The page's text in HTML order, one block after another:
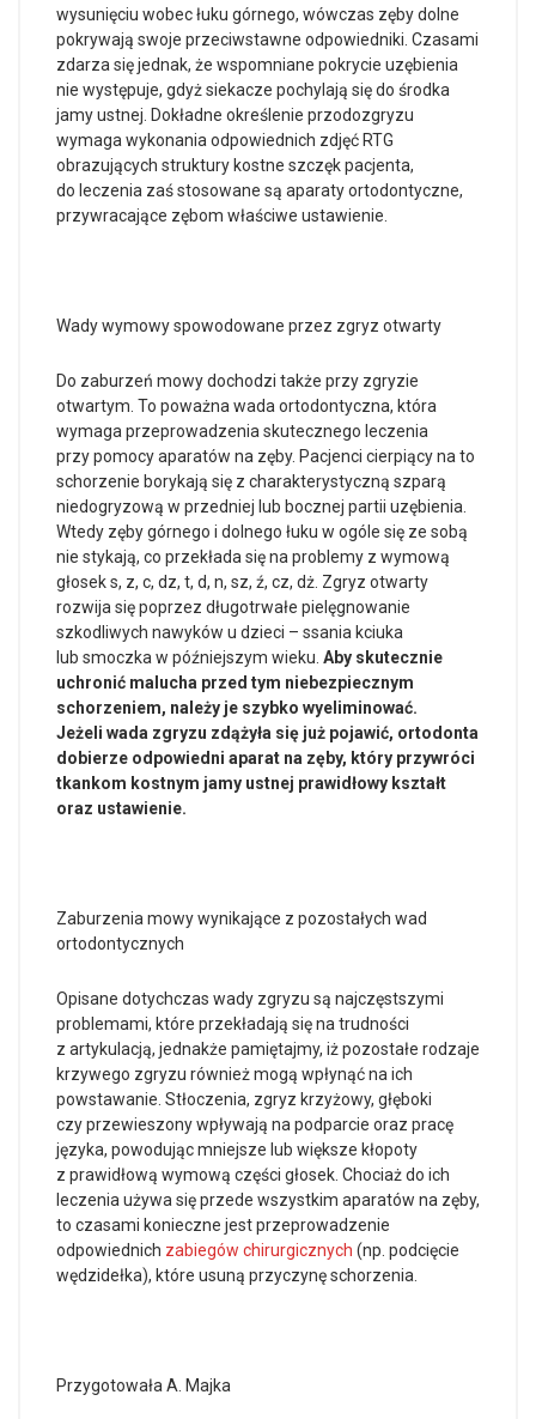
wysunięciu wobec łuku górnego, wówczas zęby dolne
pokrywają swoje przeciwstawne odpowiedniki. Czasami
zdarza się jednak, że wspomniane pokrycie uzębienia
nie występuje, gdyż siekacze pochylają się do środka
jamy ustnej. Dokładne określenie przodozgryzu
wymaga wykonania odpowiednich zdjęć RTG
obrazujących struktury kostne szczęk pacjenta,
do leczenia zaś stosowane są aparaty ortodontyczne,
przywracające zębom właściwe ustawienie.
Wady wymowy spowodowane przez zgryz otwarty
Do zaburzeń mowy dochodzi także przy zgryzie
otwartym. To poważna wada ortodontyczna, która
wymaga przeprowadzenia skutecznego leczenia
przy pomocy aparatów na zęby. Pacjenci cierpiący na to
schorzenie borykają się z charakterystyczną szparą
niedogryzową w przedniej lub bocznej partii uzębienia.
Wtedy zęby górnego i dolnego łuku w ogóle się ze sobą
nie stykają, co przekłada się na problemy z wymową
głosek s, z, c, dz, t, d, n, sz, ź, cz, dż. Zgryz otwarty
rozwija się poprzez długotrwałe pielęgnowanie
szkodliwych nawyków u dzieci – ssania kciuka
lub smoczka w późniejszym wieku. Aby skutecznie
uchronić malucha przed tym niebezpiecznym
schorzeniem, należy je szybko wyeliminować.
Jeżeli wada zgryzu zdążyła się już pojawić, ortodonta
dobierze odpowiedni aparat na zęby, który przywróci
tkankom kostnym jamy ustnej prawidłowy kształt
oraz ustawienie.
Zaburzenia mowy wynikające z pozostałych wad
ortodontycznych
Opisane dotychczas wady zgryzu są najczęstszymi
problemami, które przekładają się na trudności
z artykulacją, jednakże pamiętajmy, iż pozostałe rodzaje
krzywego zgryzu również mogą wpłynąć na ich
powstawanie. Stłoczenia, zgryz krzyżowy, głęboki
czy przewieszony wpływają na podparcie oraz pracę
języka, powodując mniejsze lub większe kłopoty
z prawidłową wymową części głosek. Chociaż do ich
leczenia używa się przede wszystkim aparatów na zęby,
to czasami konieczne jest przeprowadzenie
odpowiednich zabiegów chirurgicznych (np. podcięcie
wędzidełka), które usuną przyczynę schorzenia.
Przygotowała A. Majka